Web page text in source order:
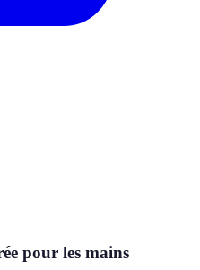
pour les mains